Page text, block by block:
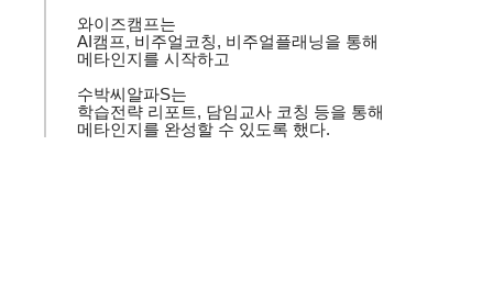
와이즈캠프는
AI 캠프, 비주얼코칭, 비주얼플래닝을 통해
메타인지를 시작하고
수박씨알파S는
학습전략 리포트, 담임교사 코칭 등을 통해
메타인지를 완성할 수 있도록 했다.